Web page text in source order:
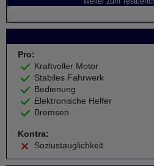
Pro:
Kraftvoller Motor
Stabiles Fahrwerk
Bedienung
Elektronische Helfer
Bremsen
Kontra:
Soziustauglichkeit